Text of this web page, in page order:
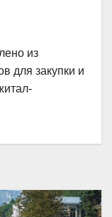
из
для закупки и